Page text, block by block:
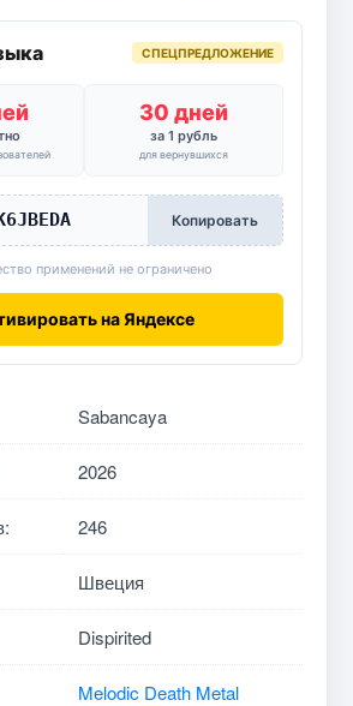
СПЕЦПРЕДЛОЖЕНИЕ
30 дней
за 1 рубль
для вернувшихся
Копировать
применений не ограничено
на Яндексе
Sabancaya
2026
246
Швеция
Dispirited
Melodic Death Metal